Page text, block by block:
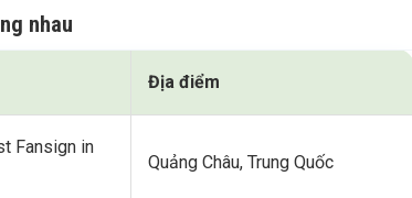
nhau
Địa điểm
Fansign in
Quảng Châu, Trung Quốc